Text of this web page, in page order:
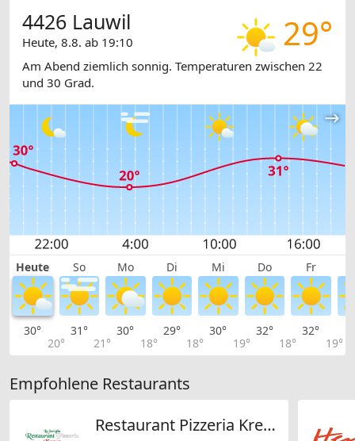
29°
4426 Lauwil
Heute, 8.8. ab 19:10
Am Abend ziemlich sonnig. Temperaturen zwischen 22
und 30 Grad.
Heute So Mo Di Mi Do Fr
30°
20°
31°
21°
30°
18°
29°
18°
30°
19°
32°
18°
32°
19°
Empfohlene Restaurants
Restaurant Pizzeria Kreuz